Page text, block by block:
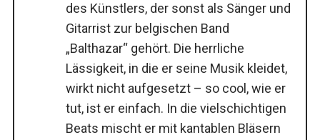
des Künstlers, der sonst als Sänger und
Gitarrist zur belgischen Band
„Balthazar“ gehört. Die herrliche
Lässigkeit, in die er seine Musik kleidet,
wirkt nicht aufgesetzt – so cool, wie er
tut, ist er einfach. In die vielschichtigen
Beats mischt er mit kantablen Bläsern